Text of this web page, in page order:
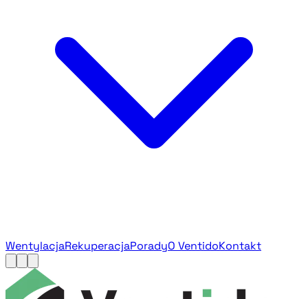
WentylacjaRekuperacjaPoradyO VentidoKontakt